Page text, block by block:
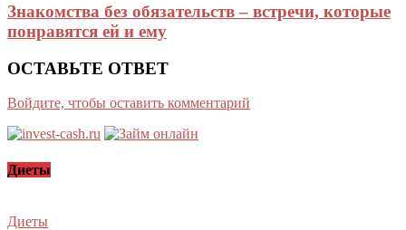
Знакомства без обязательств – встречи, которые
понравятся ей и ему
ОСТАВЬТЕ ОТВЕТ
Войдите, чтобы оставить комментарий
Диеты
Диеты